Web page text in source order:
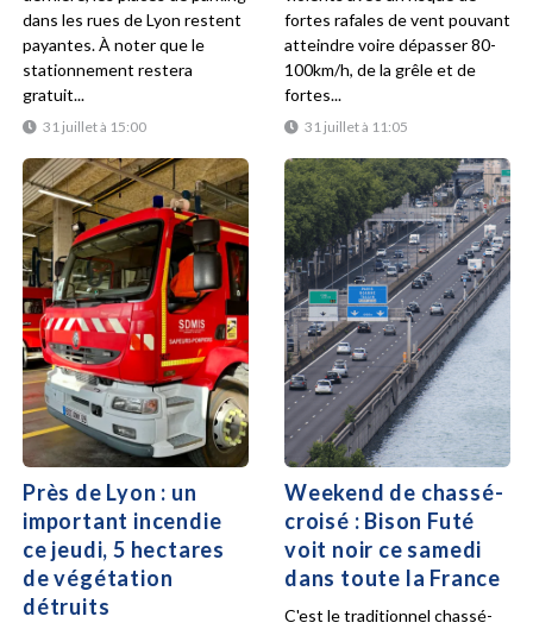
31 juillet à 15:00
dans les rues de Lyon restent
payantes. À noter que le
stationnement restera
gratuit...
31 juillet à 11:05
fortes rafales de vent pouvant
atteindre voire dépasser 80-
100km/h, de la grêle et de
fortes...
Près de Lyon : un
important incendie
ce jeudi, 5 hectares
de végétation
détruits
Weekend de chassé-
croisé : Bison Futé
voit noir ce samedi
dans toute la France
C'est le traditionnel chassé-